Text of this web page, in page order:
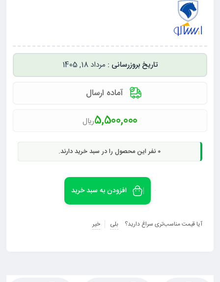
مرداد 18, 1405
آماده ارسال
5,500,000ریال
0 نفر این محصول را در سبد خرید دارند.
افزودن به سبد خرید
آیا قیمت مناسب‌تری سراغ دارید؟ بلی خیر